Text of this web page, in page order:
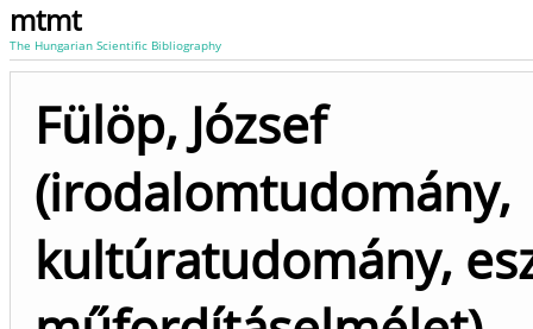
mtmt
The Hungarian Scientific Bibliography
Fülöp, József
(irodalomtudomány,
kultúratudomány,